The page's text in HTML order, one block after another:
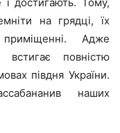
на грядці, їх
Адже
повністю
півдня України.
наших